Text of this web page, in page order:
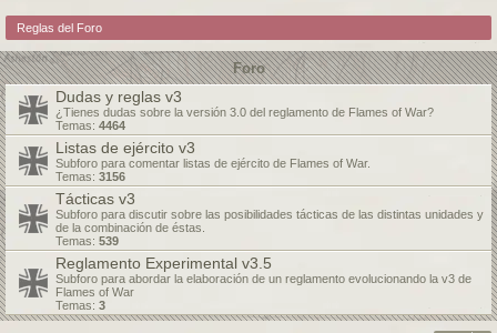
Reglas del Foro
Foro
Dudas y reglas v3
¿Tienes dudas sobre la versión 3.0 del reglamento de Flames of War?
Temas: 4464
Listas de ejército v3
Subforo para comentar listas de ejército de Flames of War.
Temas: 3156
Tácticas v3
Subforo para discutir sobre las posibilidades tácticas de las distintas unidades y
de la combinación de éstas.
Temas: 539
Reglamento Experimental v3.5
Subforo para abordar la elaboración de un reglamento evolucionando la v3 de
Flames of War
Temas: 3